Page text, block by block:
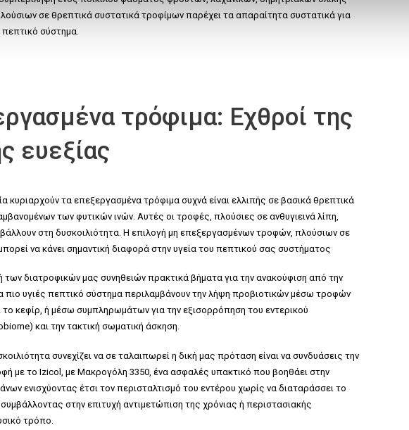
σε θρεπτικά συστατικά τροφίμων παρέχει τα απαραίτητα συστατικά για
σύστημα.
τρόφιμα: Εχθροί της
ευεξίας
κυριαρχούν τα επεξεργασμένα τρόφιμα συχνά είναι ελλιπής σε βασικά θρεπτικά
των φυτικών ινών. Αυτές οι τροφές, πλούσιες σε ανθυγιεινά λίπη,
στη δυσκοιλιότητα. Η επιλογή μη επεξεργασμένων τροφών, πλούσιων σε
να κάνει σημαντική διαφορά στην υγεία του πεπτικού σας συστήματος
των διατροφικών μας συνηθειών πρακτικά βήματα για την ανακούφιση από την
πιο υγιές πεπτικό σύστημα περιλαμβάνουν την λήψη προβιοτικών μέσω τροφών
το κεφίρ, ή μέσω συμπληρωμάτων για την εξισορρόπηση του εντερικού
και την τακτική σωματική άσκηση.
συνεχίζει να σε ταλαιπωρεί η δική μας πρόταση είναι να συνδυάσεις την
με το Izicol, μεΜακρογόλη 3350 , ένα ασφαλές υπακτικό που βοηθάει στην
ενισχύοντας έτσι τον περισταλτισμό του εντέρου χωρίς να διαταράσσει το
στην επιτυχή αντιμετώπιση της χρόνιας ή περιστασιακής
τρόπο.